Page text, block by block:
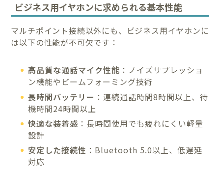
ビジネス用イヤホンに求められる基本性能
マルチポイント接続以外にも、ビジネス用イヤホンに
は以下の性能が不可欠です：
高品質な通話マイク性能 ：ノイズサプレッショ
ン機能やビームフォーミング技術
長時間バッテリー ：連続通話時間8時間以上、待
機時間24時間以上
快適な装着感 ：長時間使用でも疲れにくい軽量
設計
安定した接続性 ：Bluetooth 5.0以上、低遅延
対応